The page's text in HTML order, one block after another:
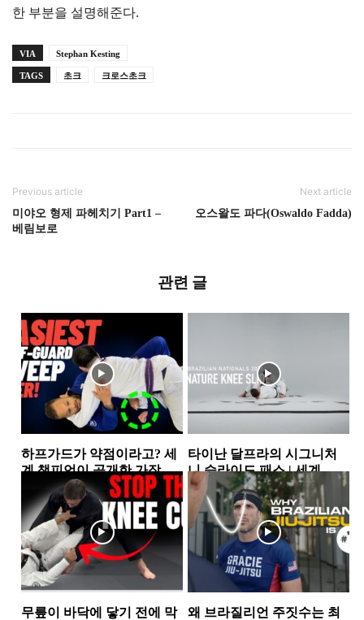
한 부분을 설명해준다.
VIA Stephan Kesting
TAGS 초크 크로스초크
Previous article
미야오 형제 파헤치기 Part1 –
베림보로
Next article
오스왈도 파다(Oswaldo Fadda)
관련 글
하프가드가 약점이라고? 세
계 챔피언이 공개한 가장 실
전적인 하프가드 스윕 2가지
하프가드
타이난 달프라의 시그니처
니 슬라이드 패스 | 세계 챔
피언이 반복해서 사용하는...
하프가드
무릎이 바닥에 닿기 전에 막
왜 브라질리언 주짓수는 최